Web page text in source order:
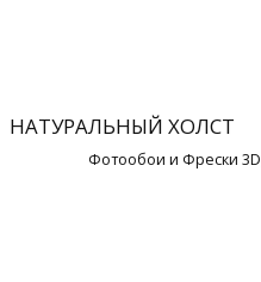
НАТУРАЛЬНЫЙ ХОЛСТ
Фотообои и Фрески 3D